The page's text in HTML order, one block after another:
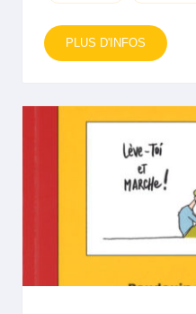
PLUS D'INFOS